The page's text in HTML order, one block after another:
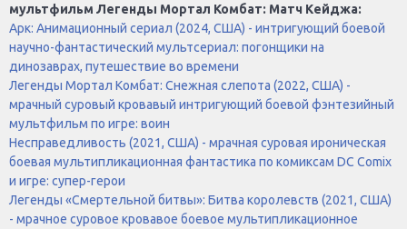
мультфильм Легенды Мортал Комбат: Матч Кейджа:
Арк: Анимационный сериал (2024, США) - интригующий боевой
научно-фантастический мультсериал: погонщики на
динозаврах, путешествие во времени
Легенды Мортал Комбат: Снежная слепота (2022, США) -
мрачный суровый кровавый интригующий боевой фэнтезийный
мультфильм по игре: воин
Несправедливость (2021, США) - мрачная суровая ироническая
боевая мультипликационная фантастика по комиксам DC Comix
и игре: супер-герои
Легенды «Смертельной битвы»: Битва королевств (2021, США)
- мрачное суровое кровавое боевое мультипликационное